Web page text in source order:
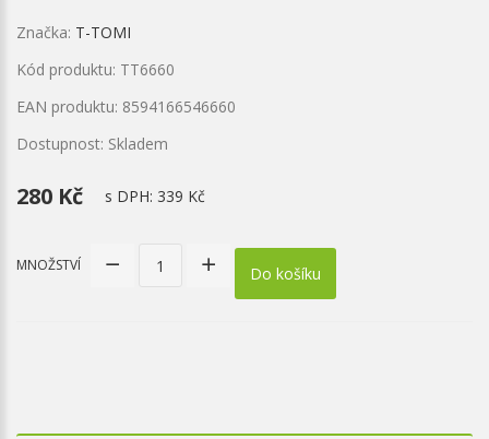
Značka: T-TOMI
Kód produktu: TT6660
EAN produktu: 8594166546660
Dostupnost: Skladem
280 Kč s DPH: 339 Kč
MNOŽSTVÍ Do košíku